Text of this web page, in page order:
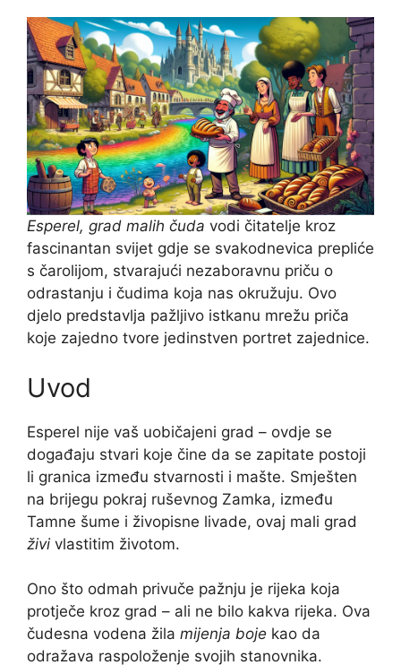
Esperel, grad malih čuda vodi čitatelje kroz
fascinantan svijet gdje se svakodnevica prepliće
s čarolijom, stvarajući nezaboravnu priču o
odrastanju i čudima koja nas okružuju. Ovo
djelo predstavlja pažljivo istkanu mrežu priča
koje zajedno tvore jedinstven portret zajednice.
Uvod
Esperel nije vaš uobičajeni grad – ovdje se
događaju stvari koje čine da se zapitate postoji
li granica između stvarnosti i mašte. Smješten
na brijegu pokraj ruševnog Zamka, između
Tamne šume i živopisne livade, ovaj mali grad
živi vlastitim životom.
Ono što odmah privuče pažnju je rijeka koja
protječe kroz grad – ali ne bilo kakva rijeka. Ova
čudesna vodena žila mijenja boje kao da
odražava raspoloženje svojih stanovnika.